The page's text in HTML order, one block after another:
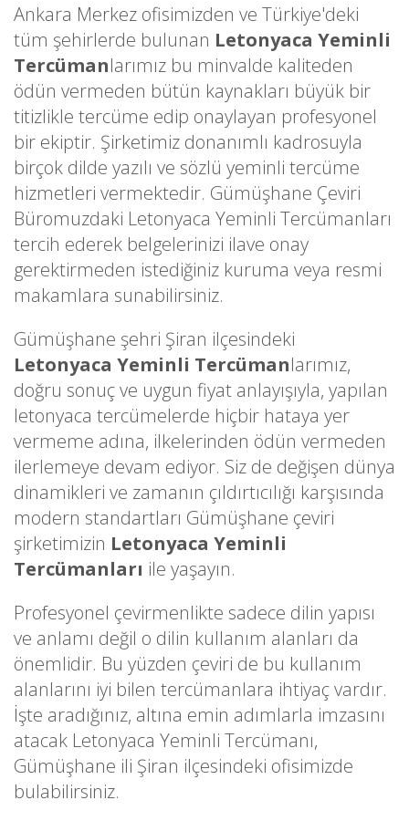
Ankara Merkez ofisimizden ve Türkiye'deki
tüm şehirlerde bulunan Letonyaca Yeminli
Tercümanlarımız bu minvalde kaliteden
ödün vermeden bütün kaynakları büyük bir
titizlikle tercüme edip onaylayan profesyonel
bir ekiptir. Şirketimiz donanımlı kadrosuyla
birçok dilde yazılı ve sözlü yeminli tercüme
hizmetleri vermektedir. Gümüşhane Çeviri
Büromuzdaki Letonyaca Yeminli Tercümanları
tercih ederek belgelerinizi ilave onay
gerektirmeden istediğiniz kuruma veya resmi
makamlara sunabilirsiniz.
Gümüşhane şehri Şiran ilçesindeki
Letonyaca Yeminli Tercümanlarımız,
doğru sonuç ve uygun fiyat anlayışıyla, yapılan
letonyaca tercümelerde hiçbir hataya yer
vermeme adına, ilkelerinden ödün vermeden
ilerlemeye devam ediyor. Siz de değişen dünya
dinamikleri ve zamanın çıldırtıcılığı karşısında
modern standartları Gümüşhane çeviri
şirketimizin Letonyaca Yeminli
Tercümanları ile yaşayın.
Profesyonel çevirmenlikte sadece dilin yapısı
ve anlamı değil o dilin kullanım alanları da
önemlidir. Bu yüzden çeviri de bu kullanım
alanlarını iyi bilen tercümanlara ihtiyaç vardır.
İşte aradığınız, altına emin adımlarla imzasını
atacak Letonyaca Yeminli Tercümanı,
Gümüşhane ili Şiran ilçesindeki ofisimizde
bulabilirsiniz.